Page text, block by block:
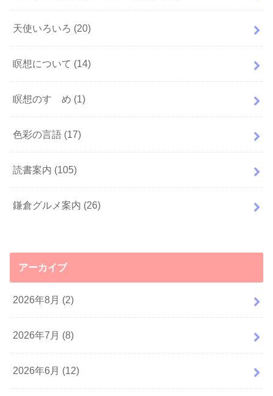
天使いろいろ (20)
瞑想について (14)
瞑想のすゝめ (1)
色彩の言語 (17)
読書案内 (105)
鎌倉グルメ案内 (26)
アーカイブ
2026年8月 (2)
2026年7月 (8)
2026年6月 (12)